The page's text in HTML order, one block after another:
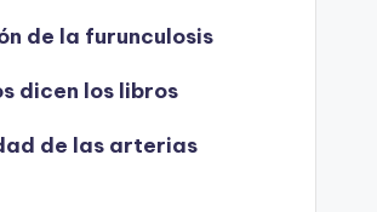
de la furunculosis
dicen los libros
de las arterias